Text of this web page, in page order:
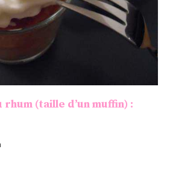
rhum (taille d’un muffin) :